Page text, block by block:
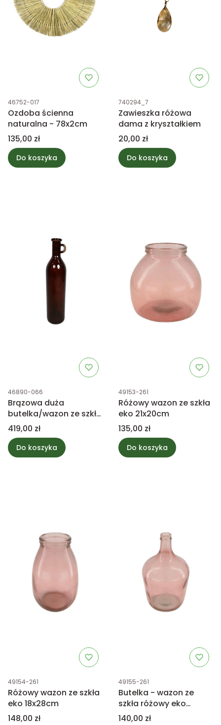
Kod produktu
46752-017
Ozdoba ścienna
naturalna - 78x2cm
Cena
135,00 zł
Do koszyka
Kod produktu
740294_7
Zawieszka różowa
dama z kryształkiem
Cena
20,00 zł
Do koszyka
Kod produktu
46890-066
Brązowa duża
butelka/wazon ze szkła
eko 18x75cm
Cena
419,00 zł
Do koszyka
Kod produktu
49153-261
Różowy wazon ze szkła
eko 21x20cm
Cena
135,00 zł
Do koszyka
Kod produktu
49154-261
Różowy wazon ze szkła
eko 18x28cm
Cena
148,00 zł
Kod produktu
49155-261
Butelka - wazon ze
szkła różowy eko
18x30cm
Cena
140,00 zł